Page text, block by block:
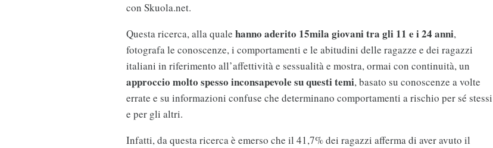
con Skuola.net.
Questa ricerca, alla quale hanno aderito 15mila giovani tra gli 11 e i 24 anni,
fotografa le conoscenze, i comportamenti e le abitudini delle ragazze e dei ragazzi
italiani in riferimento all’affettività e sessualità e mostra, ormai con continuità, un
approccio molto spesso inconsapevole su questi temi, basato su conoscenze a volte
errate e su informazioni confuse che determinano comportamenti a rischio per sé stessi
e per gli altri.
Infatti, da questa ricerca è emerso che il 41,7% dei ragazzi afferma di aver avuto il